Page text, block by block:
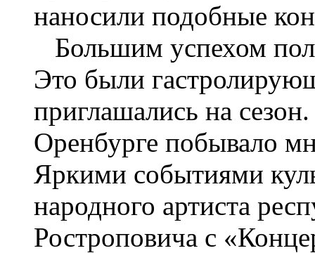
наносили подобные
Большим успехом
Это были
приглашались на
Оренбурге побывало
Яркими событиями
народного артиста
Ростроповича с